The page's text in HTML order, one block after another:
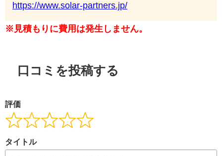
https://www.solar-partners.jp/
※見積もりに費用は発生しません。
口コミを投稿する
評価
タイトル